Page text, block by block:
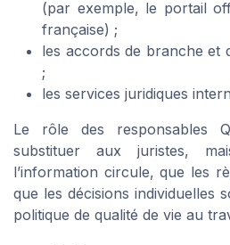
(par exemple, le portail
française) ;
les accords de branche et
;
les services juridiques
Le rôle des responsables
substituer aux juristes,
l’information circule, que les
que les décisions individuelles
politique de qualité de vie au